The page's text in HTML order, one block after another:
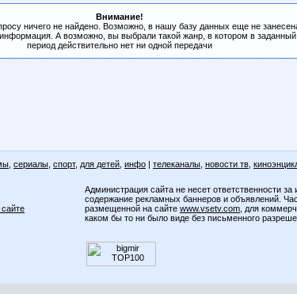
Внимание!
ничего не найдено. Возможно, в нашу базу данных еще не
А возможно, вы выбрали такой жанр, в котором в заданный
период действительно нет ни одной передачи
сериалы спорт, для детей инфо | телеканалы новости тв
Администрация сайта не несет ответственности
содержание рекламных баннеров и объявлений.
размещенной на сайте www.vsetv.com , для
каком бы то ни было виде без письменного